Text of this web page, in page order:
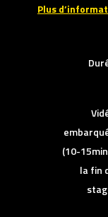
Plus
(10-
la fin